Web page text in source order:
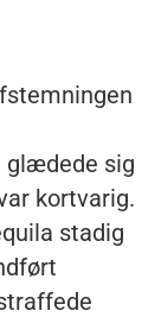
dog
glædede sig
kortvarig.
stadig